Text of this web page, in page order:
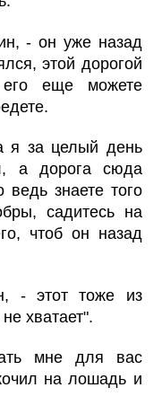
- он уже назад
этой дорогой
еще можете
я за целый день
а дорога сюда
знаете того
садитесь на
чтоб он назад
- этот тоже из
хватает".
мне для вас
на лошадь и